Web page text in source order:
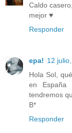
Caldo
mejor ♥
Responder
epa! 12
Hola Sol,
en
tendremos
B*
Responder